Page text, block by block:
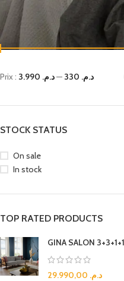
FILTER BY PRICE
Prix : د.م. 330 —د.م. 3.990
STOCK STATUS
On sale
In stock
TOP RATED PRODUCTS
GINA SALON 3+3+1+1
د.م.